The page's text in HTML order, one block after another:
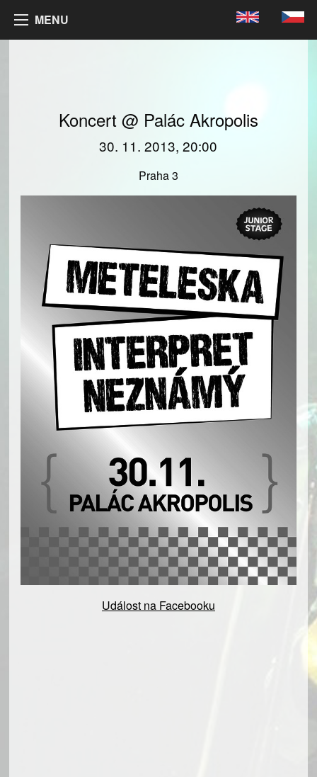
MENU
Koncert @ Palác Akropolis
30. 11. 2013, 20:00
Praha 3
Událost na Facebooku